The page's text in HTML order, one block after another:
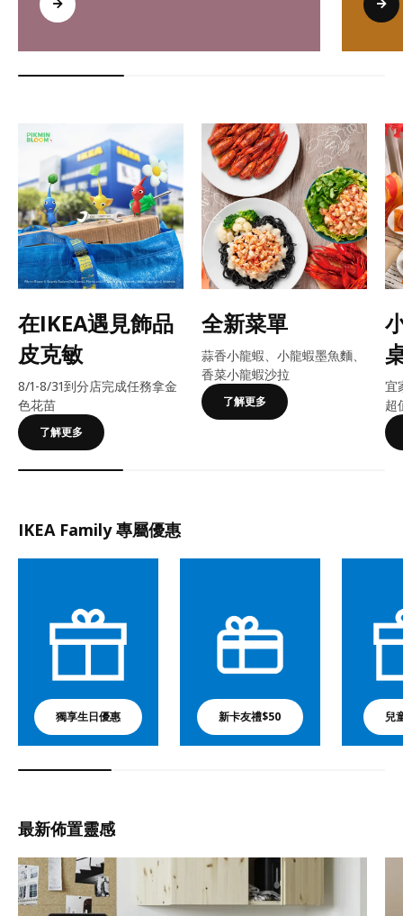
在IKEA遇見飾品
皮克敏
8/1-8/31到分店完成任務拿金
色花苗
了解更多
全新菜單
蒜香小龍蝦、小龍蝦墨魚麵、
香菜小龍蝦沙拉
了解更多
宜
超
IKEA Family 專屬優惠
獨享生日優惠 新卡友禮$50 兒
最新佈置靈感